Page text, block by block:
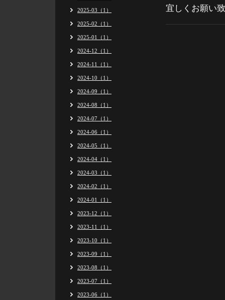
宜しくお願い
2025-03（1）
2025-02（1）
2025-01（1）
2024-12（1）
2024-11（1）
2024-10（1）
2024-09（1）
2024-08（1）
2024-07（1）
2024-06（1）
2024-05（1）
2024-04（1）
2024-03（1）
2024-02（1）
2024-01（1）
2023-12（1）
2023-11（1）
2023-10（1）
2023-09（1）
2023-08（1）
2023-07（1）
2023-06（1）